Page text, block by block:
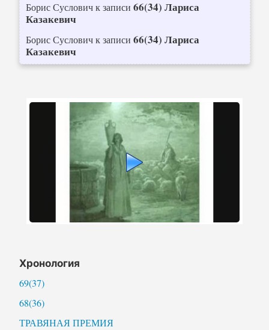
Борис Сусловичк записи 66(34) Лариса
Казакевич
Борис Сусловичк записи 66(34) Лариса
Казакевич
Хронология
69(37)
68(36)
ТРАВЯНАЯ ПРЕМИЯ